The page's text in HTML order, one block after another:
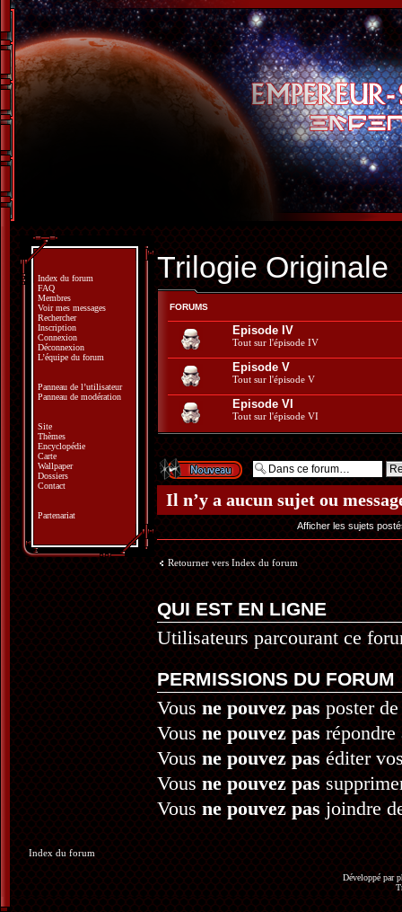
Trilogie Originale
FORUMS
Episode IV
Tout sur l'épisode IV
Episode V
Tout sur l'épisode V
Episode VI
Tout sur l'épisode VI
Écrire un nouveau
sujet
Il n’y a aucun sujet ou
Afficher les sujets
Retourner vers Index du forum
QUI EST EN LIGNE
Utilisateurs parcourant ce
PERMISSIONS DU FORUM
Vous ne pouvez pas poster
Vous ne pouvez pas répondre
Vous ne pouvez pas éditer
Vous ne pouvez pas
Vous ne pouvez pas joindre
Index du forum
FAQ
Membres
Voir mes messages
Rechercher
Inscription
Connexion
Déconnexion
L’équipe du forum
Panneau de l’utilisateur
Panneau de modération
Site
Thèmes
Encyclopédie
Carte
Wallpaper
Dossiers
Contact
Partenariat
Index du forum
Développé par